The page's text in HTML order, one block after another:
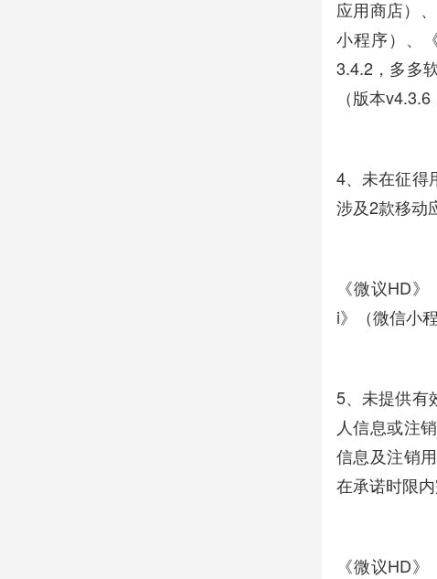
应用商店）
小程序）、
3.4.2，多多
（版本
4、未在征得
涉及2款移动
《微议HD
i》（微信小程
5、未提供有
人信息或注
信息及注销
在承诺时限
《微议HD